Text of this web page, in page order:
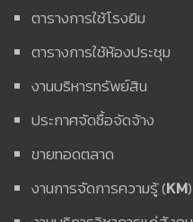
ตารางการใช้โรงยิม
ตารางการใช้ห้องประชุม
งานบริหารทรัพย์สิน
ประกาศจัดซื้อจัดจ้าง
ขายทอดตลาด
งานการจัดการความรู้ (KM)